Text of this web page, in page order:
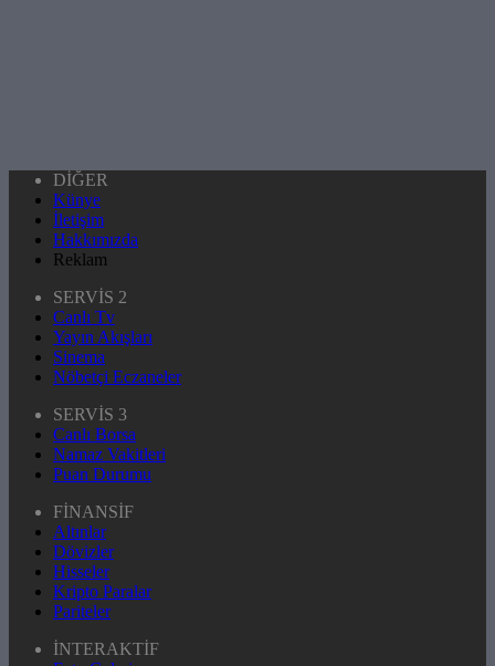
DİĞER
Künye
İletişim
Hakkımızda
Reklam
SERVİS 2
Canlı Tv
Yayın Akışları
Sinema
Nöbetçi Eczaneler
SERVİS 3
Canlı Borsa
Namaz Vakitleri
Puan Durumu
FİNANSİF
Altınlar
Dövizler
Hisseler
Kripto Paralar
Pariteler
İNTERAKTİF